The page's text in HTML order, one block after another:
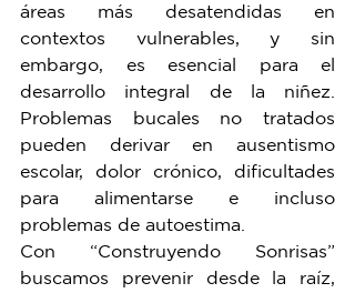
áreas más desatendidas en
contextos vulnerables, y sin
embargo, es esencial para el
desarrollo integral de la niñez.
Problemas bucales no tratados
pueden derivar en ausentismo
escolar, dolor crónico, dificultades
para alimentarse e incluso
problemas de autoestima.
Con “Construyendo Sonrisas”
buscamos prevenir desde la raíz,